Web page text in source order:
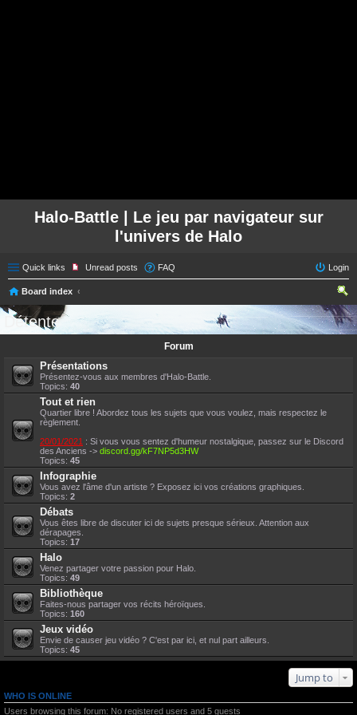
Halo-Battle | Le jeu par navigateur sur
l'univers de Halo
Quick links Unread posts FAQ Login
Board index
ear
ch
Détente
Forum
Présentations
Présentez-vous aux membres d'Halo-Battle.
Topics: 40
Tout et rien
Quartier libre ! Abordez tous les sujets que vous voulez, mais respectez le
règlement.
20/01/2021 : Si vous vous sentez d'humeur nostalgique, passez sur le Discord
des Anciens -> discord.gg/kF7NP5d3HW
Topics: 45
Infographie
Vous avez l'âme d'un artiste ? Exposez ici vos créations graphiques.
Topics: 2
Débats
Vous êtes libre de discuter ici de sujets presque sérieux. Attention aux
dérapages.
Topics: 17
Halo
Venez partager votre passion pour Halo.
Topics: 49
Bibliothèque
Faites-nous partager vos récits héroïques.
Topics: 160
Jeux vidéo
Envie de causer jeu vidéo ? C'est par ici, et nul part ailleurs.
Topics: 45
Jump to
WHO IS ONLINE
Users browsing this forum: No registered users and 5 guests